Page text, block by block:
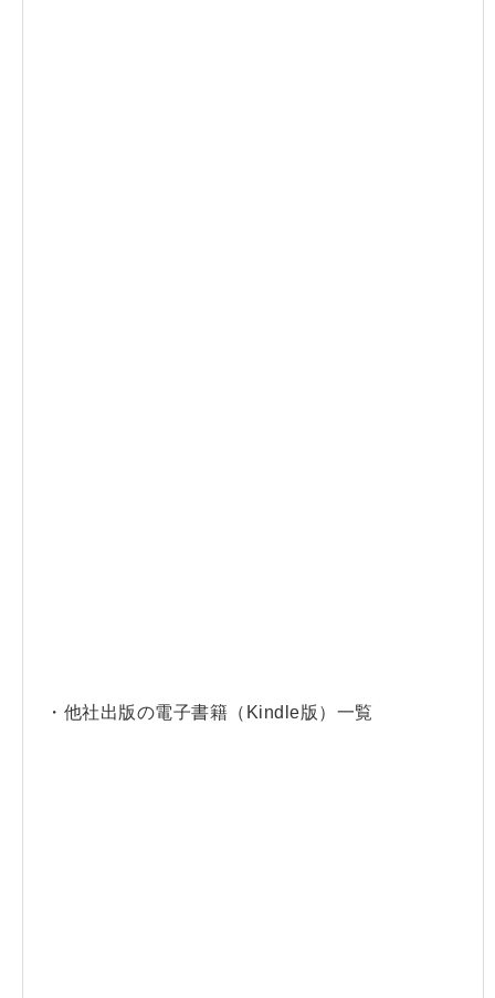
・他社出版の電子書籍（Kindle版）一覧